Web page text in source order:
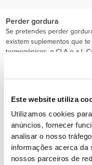
Este website utiliza
Utilizamos cookies
anúncios, fornecer
analisar o nosso
informações acerca da
nossos parceiros de
Perder gordura
Se pretendes perder
existem suplementos que
termogénicos, o CLA e a L-